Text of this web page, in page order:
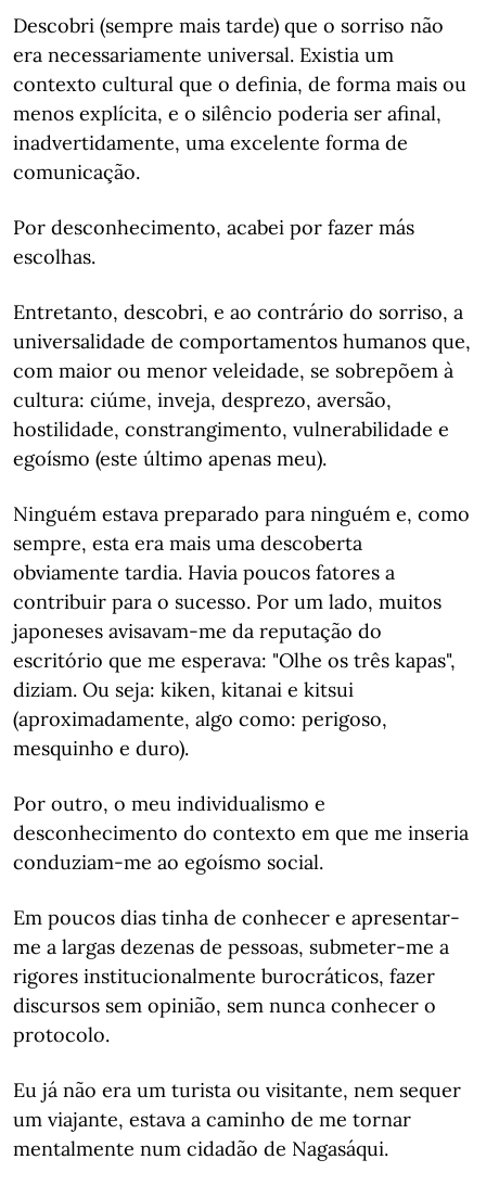
Descobri (sempre mais tarde) que o sorriso não
era necessariamente universal. Existia um
contexto cultural que o definia, de forma mais ou
menos explícita, e o silêncio poderia ser afinal,
inadvertidamente, uma excelente forma de
comunicação.
Por desconhecimento, acabei por fazer más
escolhas.
Entretanto, descobri, e ao contrário do sorriso, a
universalidade de comportamentos humanos que,
com maior ou menor veleidade, se sobrepõem à
cultura: ciúme, inveja, desprezo, aversão,
hostilidade, constrangimento, vulnerabilidade e
egoísmo (este último apenas meu).
Ninguém estava preparado para ninguém e, como
sempre, esta era mais uma descoberta
obviamente tardia. Havia poucos fatores a
contribuir para o sucesso. Por um lado, muitos
japoneses avisavam-me da reputação do
escritório que me esperava: "Olhe os três kapas",
diziam. Ou seja: kiken, kitanai e kitsui
(aproximadamente, algo como: perigoso,
mesquinho e duro).
Por outro, o meu individualismo e
desconhecimento do contexto em que me inseria
conduziam-me ao egoísmo social.
Em poucos dias tinha de conhecer e apresentar-
me a largas dezenas de pessoas, submeter-me a
rigores institucionalmente burocráticos, fazer
discursos sem opinião, sem nunca conhecer o
protocolo.
Eu já não era um turista ou visitante, nem sequer
um viajante, estava a caminho de me tornar
mentalmente num cidadão de Nagasáqui.